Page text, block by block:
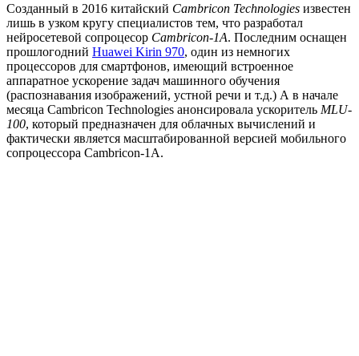
Созданный в 2016 китайский Cambricon Technologies известен
лишь в узком кругу специалистов тем, что разработал
нейросетевой сопроцесор Cambricon-1A. Последним оснащен
прошлогодний Huawei Kirin 970, один из немногих
процессоров для смартфонов, имеющий встроенное
аппаратное ускорение задач машинного обучения
(распознавания изображений, устной речи и т.д.) А в начале
месяца Cambricon Technologies анонсировала ускоритель MLU-
100, который предназначен для облачных вычислений и
фактически является масштабированной версией мобильного
сопроцессора Cambricon-1A.